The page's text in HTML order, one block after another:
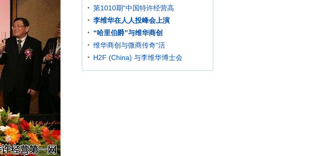
第1010期“中国特许经营高
李维华在人人投峰会上演
“哈里伯爵”与维华商创
维华商创与微商传奇“活
H2F (China) 与李维华博士会